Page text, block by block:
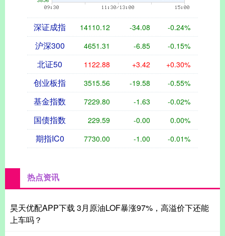
深证成指 14110.12 -34.08 -0.24%
沪深300 4651.31 -6.85 -0.15%
北证50 1122.88 +3.42 +0.30%
创业板指 3515.56 -19.58 -0.55%
基金指数 7229.80 -1.63 -0.02%
国债指数 229.59 -0.00 0.00%
期指IC0 7730.00 -1.00 -0.01%
热点资讯
昊天优配APP下载 3月原油LOF暴涨97%，高溢价下还能
上车吗？